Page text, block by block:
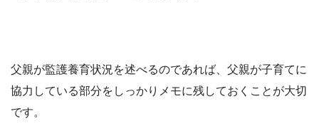
父親が監護養育状況を述べるのであれば、父親が子育てに
協力している部分をしっかりメモに残しておくことが大切
です。